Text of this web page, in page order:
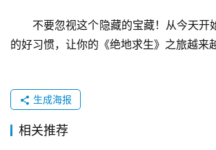
六、总结一下
是一个不可忽视的排名机制。它不仅能让
的奖励，还能提高游戏的可玩性和连续性
分钟签到，你可以不断积累自己的游戏财富